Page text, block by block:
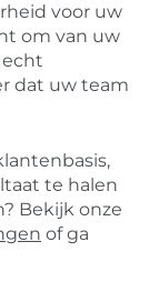
voor uw
om van uw
dat uw team
te halen
Bekijk onze
of ga